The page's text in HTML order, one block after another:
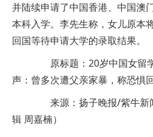
并陆续申请了中国香港、中国澳
本科入学。李先生称，女儿原本
回国等待申请大学的录取结果。
原标题：20岁中国女留
声：曾多次遭父亲家暴，称恐惧
来源：扬子晚报/紫牛新
辑 周嘉楠）